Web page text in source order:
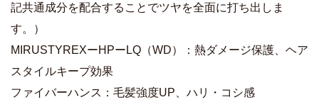
記共通成分を配合することでツヤを全面に打ち出しま
す。）
MIRUSTYREXーHPーLQ（WD）：熱ダメージ保護、ヘア
スタイルキープ効果
ファイバーハンス：毛髪強度UP、ハリ・コシ感